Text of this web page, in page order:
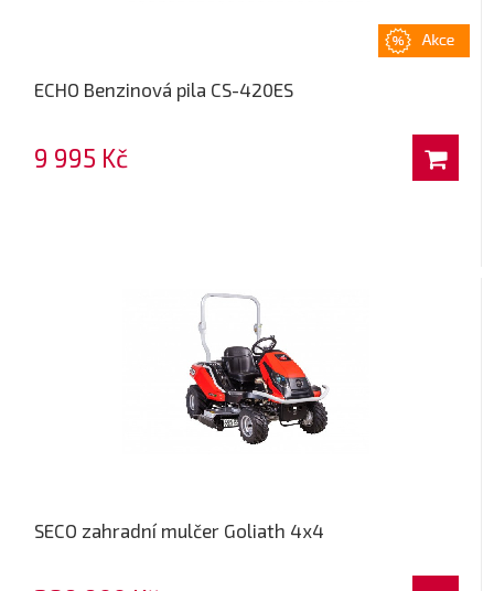
ECHO Benzinová pila CS-420ES
9 995 Kč
SECO zahradní mulčer Goliath 4x4